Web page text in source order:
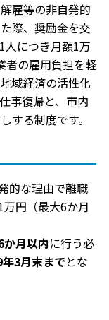
雇等の非自発的
際、奨励金を交
人につき月額1万
者の雇用負担を軽
域経済の活性化
事復帰と、市内
する制度です。
的な理由で離職
円（最大6か月
か月以内に行う必
3月末までとな